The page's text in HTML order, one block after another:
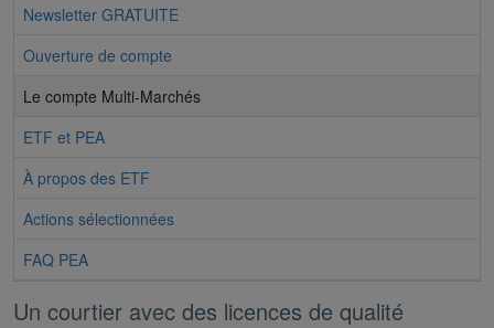
Newsletter GRATUITE
Ouverture de compte
Le compte Multi-Marchés
ETF et PEA
À propos des ETF
Actions sélectionnées
FAQ PEA
Un courtier avec des licences de qualité